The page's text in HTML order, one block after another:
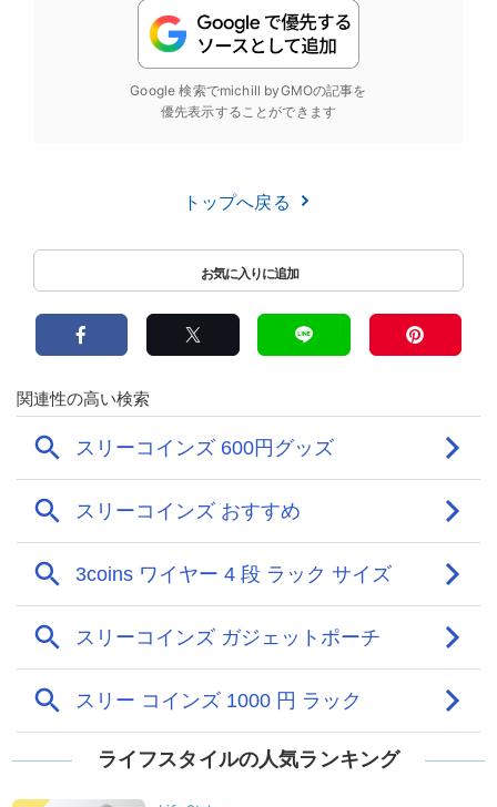
Google 検索でmichill byGMOの記事を
優先表示することができます
トップへ戻る
ライフスタイルの人気ランキング